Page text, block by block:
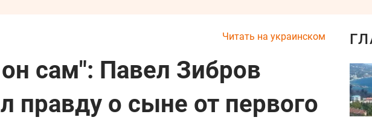
Читать на украинском
сам": Павел Зибров
правду о сыне от первого